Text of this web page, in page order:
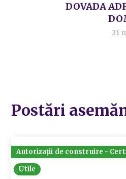
DOVADA
21
Postări
Autorizații de construire -
Utile